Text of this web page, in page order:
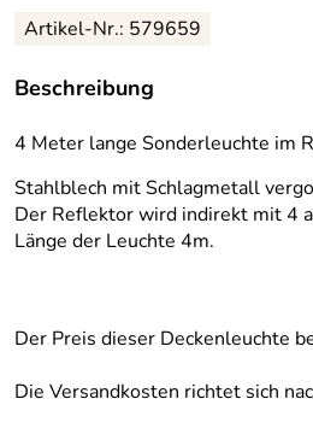
Artikel-Nr.: 579659
Beschreibung
4 Meter lange Sonderleuchte im
Stahlblech mit Schlagmetall
Der Reflektor wird indirekt mit 4
Länge der Leuchte 4m.
Der Preis dieser Deckenleuchte
Die Versandkosten richtet sich